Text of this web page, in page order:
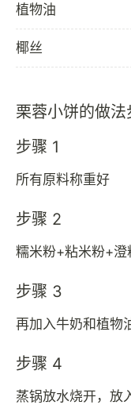
植物油
椰丝
栗蓉小饼的做法
步骤 1
所有原料称重好
步骤 2
糯米粉+粘米粉+
步骤 3
再加入牛奶和植物
步骤 4
蒸锅放水烧开，放